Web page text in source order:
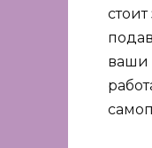
ваши